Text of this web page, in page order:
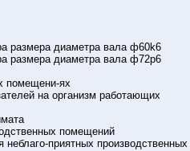
размера диаметра вала ф60k6
размера диаметра вала ф72р6
помещени-ях
на организм работающих
помещений
приятных